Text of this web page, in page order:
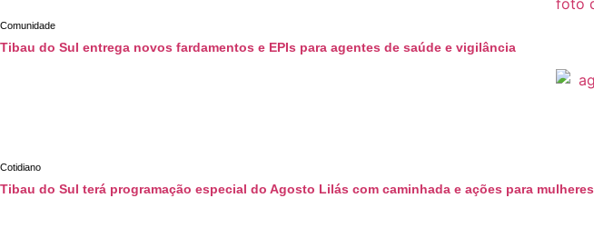
Comunidade
Tibau do Sul entrega novos fardamentos e EPIs para agentes de saúde e vigilância
Cotidiano
Tibau do Sul terá programação especial do Agosto Lilás com caminhada e ações para mulheres